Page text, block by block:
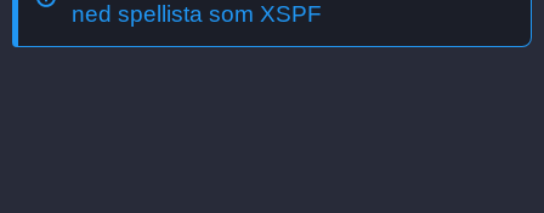
ned spellista som XSPF